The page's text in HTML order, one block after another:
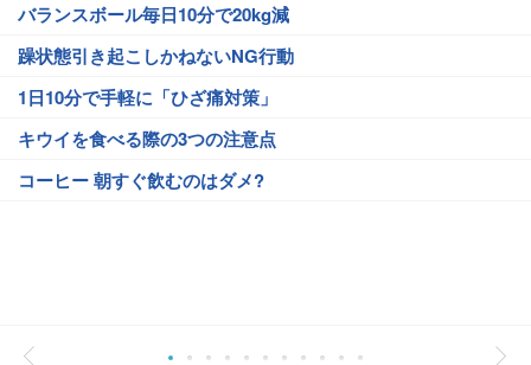
バランスボール毎日10分で20kg減
躁状態引き起こしかねないNG行動
1日10分で手軽に「ひざ痛対策」
キウイを食べる際の3つの注意点
コーヒー 朝すぐ飲むのはダメ?